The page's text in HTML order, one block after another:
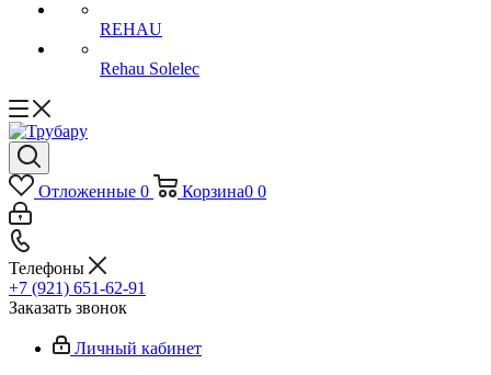
REHAU
Rehau Solelec
Отложенные 0 Корзина0 0
Телефоны
+7 (921) 651-62-91
Заказать звонок
Личный кабинет